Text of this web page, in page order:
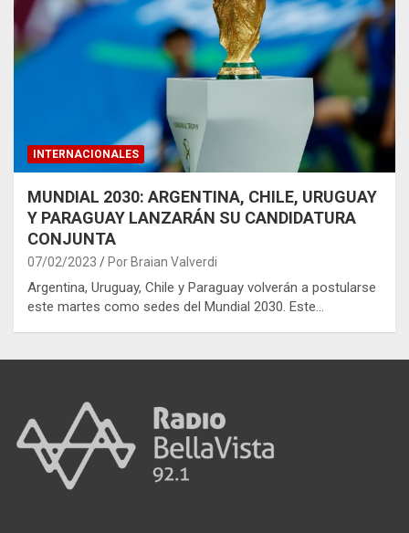
INTERNACIONALES
MUNDIAL 2030: ARGENTINA, CHILE, URUGUAY
Y PARAGUAY LANZARÁN SU CANDIDATURA
CONJUNTA
07/02/2023 Por Braian Valverdi
Argentina, Uruguay, Chile y Paraguay volverán a postularse
este martes como sedes del Mundial 2030. Este…